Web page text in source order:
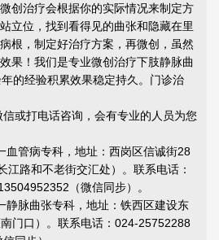
创治疗会根据你的实际情况来制定方
立位，找到看得见的曲张和隐藏在里
根，制定好治疗方案，再微创，虽然
果 ！我们是专业微创治疗下肢静脉曲
的经验积累效果稳定持久。门诊治
打电话咨询，会有专业的人员为您
病专科，地址：西岗区信诚街28
江路和不老街交汇处）。联系电话：
（微信同步）。
曲张专科，地址：铁西区建设东
门口）。联系电话：024-25752288